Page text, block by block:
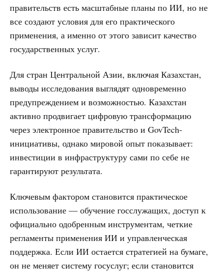
правительств есть масштабные планы по ИИ, но не
все создают условия для его практического
применения, а именно от этого зависит качество
государственных услуг.
Для стран Центральной Азии, включая Казахстан,
выводы исследования выглядят одновременно
предупреждением и возможностью. Казахстан
активно продвигает цифровую трансформацию
через электронное правительство и GovTech-
инициативы, однако мировой опыт показывает:
инвестиции в инфраструктуру сами по себе не
гарантируют результата.
Ключевым фактором становится практическое
использование — обучение госслужащих, доступ к
официально одобренным инструментам, четкие
регламенты применения ИИ и управленческая
поддержка. Если ИИ остается стратегией на бумаге,
он не меняет систему госуслуг; если становится